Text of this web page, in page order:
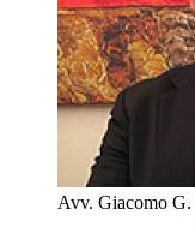
Avv. Giacomo G.